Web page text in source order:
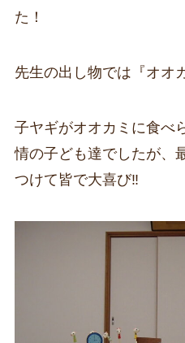
た！
先生の出し物では『オオ
子ヤギがオオカミに食べ
情の子ども達でしたが、
つけて皆で大喜び‼